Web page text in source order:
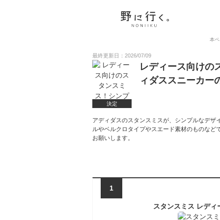
本
最終更新日：2026/07/09
決定
レディース向けの
ィダススニーカー
アディダスのスタンスミスが、シンプルなデ
ルやベルクロタイプやスエード素材のものな
お願いします。
1